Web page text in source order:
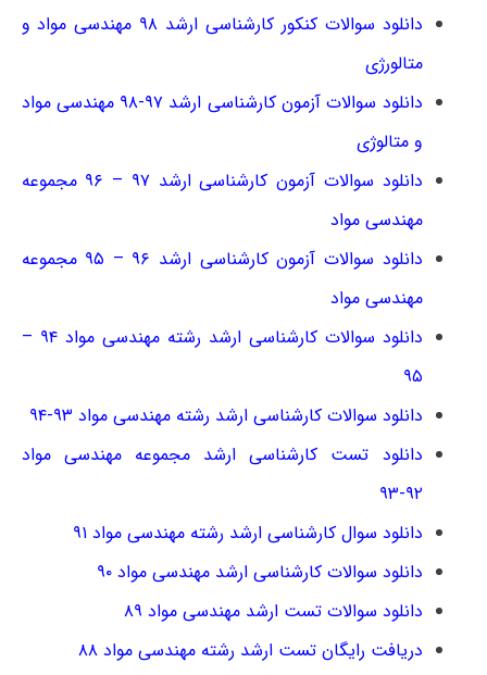
دانلود سوالات کنکور کارشناسی ارشد ۹۸ مهندسی مواد و
متالورژی
دانلود سوالات آزمون کارشناسی ارشد ۹۷-۹۸ مهندسی مواد
و متالوژی
دانلود سوالات آزمون کارشناسی ارشد ۹۷ – ۹۶ مجموعه
مهندسی مواد
دانلود سوالات آزمون کارشناسی ارشد ۹۶ – ۹۵ مجموعه
مهندسی مواد
دانلود سوالات کارشناسی ارشد رشته مهندسی مواد ۹۴ –
۹۵
دانلود سوالات کارشناسی ارشد رشته مهندسی مواد ۹۳-۹۴
دانلود تست کارشناسی ارشد مجموعه مهندسی مواد
۹۲-۹۳
دانلود سوال کارشناسی ارشد رشته مهندسی مواد ۹۱
دانلود سوالات کارشناسی ارشد مهندسی مواد ۹۰
دانلود سوالات تست ارشد مهندسی مواد ۸۹
دریافت رایگان تست ارشد رشته مهندسی مواد ۸۸